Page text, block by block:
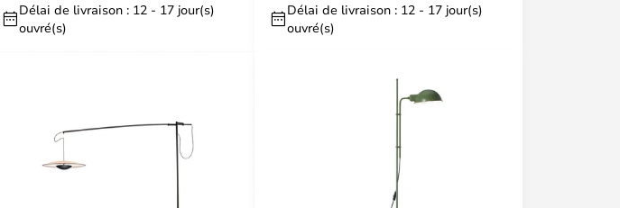
Délai de livraison : 12 - 17 jour(s)
ouvré(s)
Délai de livraison : 12 - 17 jour(s)
ouvré(s)